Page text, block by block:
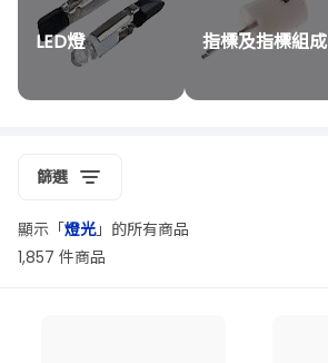
LED燈 指標及指標組成
篩選
顯示「燈光」的所有商品
1,857 件商品